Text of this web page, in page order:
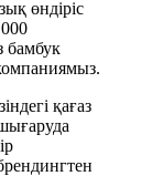
өндіріс
бамбук
қағаз